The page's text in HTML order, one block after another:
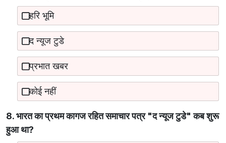
हरि भूमि
द न्यूज टुडे
प्रभात खबर
कोई नहीं
8. भारत का प्रथम कागज रहित समाचार पत्र "द न्यूज टुडे" कब शुरू
हुआ था?